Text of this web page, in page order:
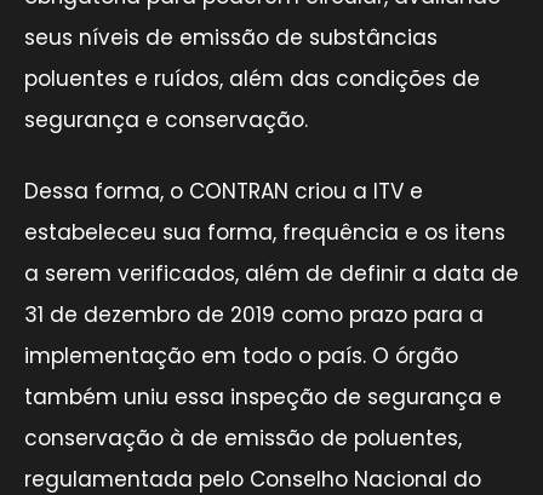
seus níveis de emissão de substâncias
poluentes e ruídos, além das condições de
segurança e conservação.
Dessa forma, o CONTRAN criou a ITV e
estabeleceu sua forma, frequência e os itens
a serem verificados, além de definir a data de
31 de dezembro de 2019 como prazo para a
implementação em todo o país. O órgão
também uniu essa inspeção de segurança e
conservação à de emissão de poluentes,
regulamentada pelo Conselho Nacional do